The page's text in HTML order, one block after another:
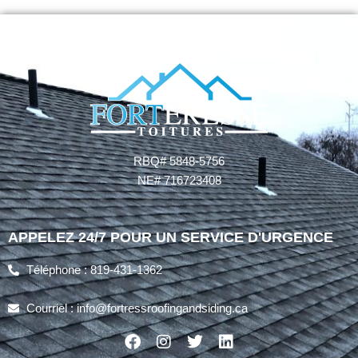
RBQ# 5848-5756
NE# 716723408
APPELEZ 24/7 POUR UN SERVICE D'URGENCE
Téléphone : 819-431-1362
Courriel : info@fortressroofingandsiding.ca